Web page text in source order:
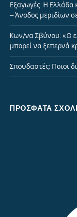
Εξαγωγές: Η Ελλάδα
– Άνοδος μεριδίων
Kων/να Σβύνου: «Ο
μπορεί να ξεπερνά
Σπουδαστές: Ποιοι
ΠΡΌΣΦΑΤΑ